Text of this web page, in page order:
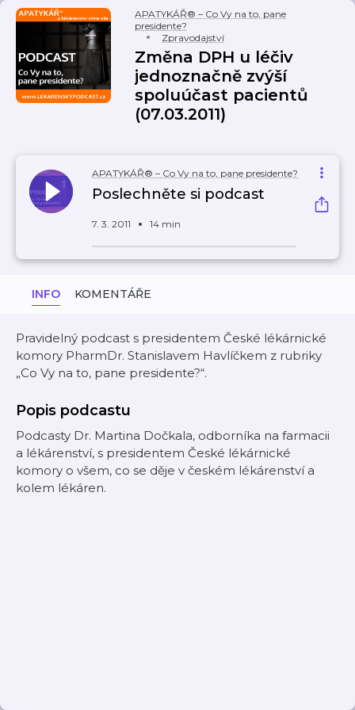
APATYKÁŘ® – Co Vy na to, pane
presidente?
Zpravodajství
Změna DPH u léčiv
jednoznačně zvýší
spoluúčast pacientů
(07.03.2011)
APATYKÁŘ® – Co Vy na to, pane presidente?
Poslechněte si podcast
7. 3. 2011 14 min
INFO KOMENTÁŘE
Pravidelný podcast s presidentem České lékárnické
komory PharmDr. Stanislavem Havlíčkem z rubriky
„Co Vy na to, pane presidente?“.
Popis podcastu
Podcasty Dr. Martina Dočkala, odborníka na farmacii
a lékárenství, s presidentem České lékárnické
komory o všem, co se děje v českém lékárenství a
kolem lékáren.